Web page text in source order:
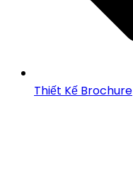
Thiết Kế Brochure